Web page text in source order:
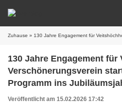
Zuhause » 130 Jahre Engagement für Veitshöchheim -
130 Jahre Engagement für
Verschönerungsverein
Programm ins
Veröffentlicht am 15.02.2026 17:42